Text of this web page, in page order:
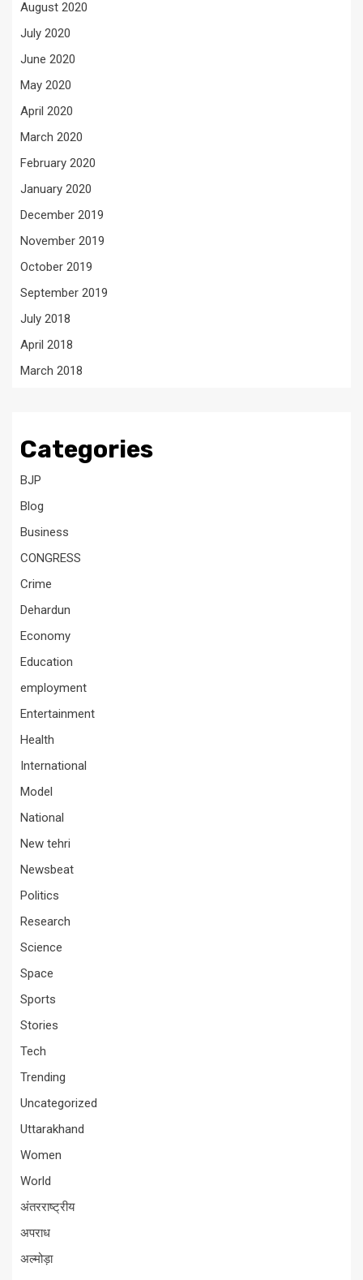
August 2020
July 2020
June 2020
May 2020
April 2020
March 2020
February 2020
January 2020
December 2019
November 2019
October 2019
September 2019
July 2018
April 2018
March 2018
Categories
BJP
Blog
Business
CONGRESS
Crime
Dehardun
Economy
Education
employment
Entertainment
Health
International
Model
National
New tehri
Newsbeat
Politics
Research
Science
Space
Sports
Stories
Tech
Trending
Uncategorized
Uttarakhand
Women
World
अंतरराष्ट्रीय
अपराध
अल्मोड़ा